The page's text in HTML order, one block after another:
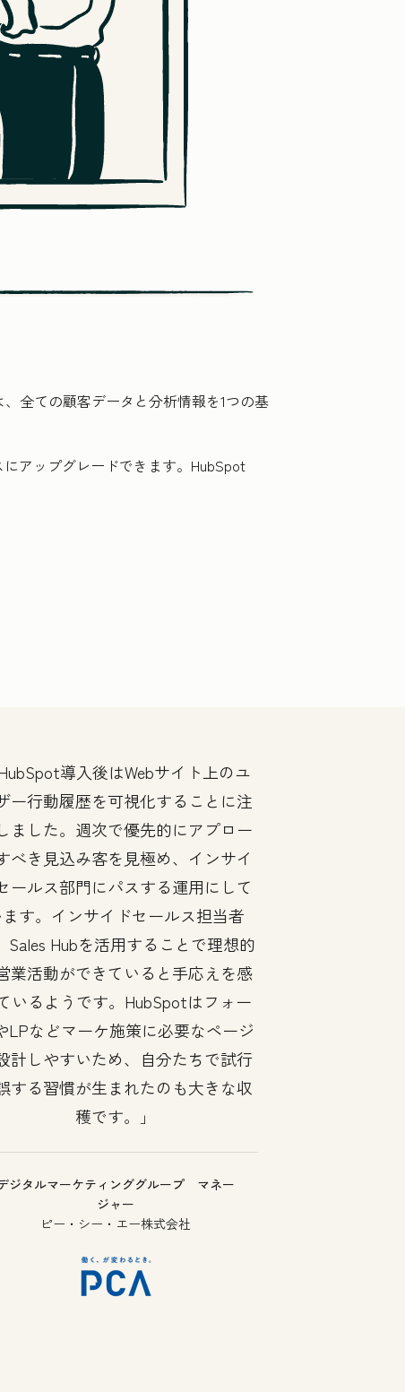
全ての顧客データと分析情報を1つの基
アップグレードできます。HubSpot
導入後はWebサイト上のユ
ー行動履歴を可視化することに注
ました。週次で優先的にアプロー
べき見込み客を見極め、インサイ
ールス部門にパスする運用にして
ます。インサイドセールス担当者
Sales Hubを活用することで理想的
業活動ができていると手応えを感
いるようです。HubSpotはフォー
LPなどマーケ施策に必要なページ
計しやすいため、自分たちで試行
する習慣が生まれたのも大きな収
穫です。
ジタルマーケティンググループ マネー
ジャー
ピー・シー・エー株式会社